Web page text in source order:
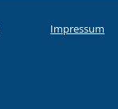
Impressum